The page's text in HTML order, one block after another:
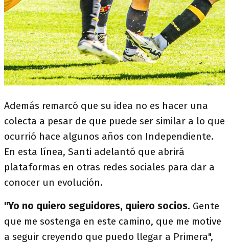
Además remarcó que su idea no es hacer una
colecta a pesar de que puede ser similar a lo que
ocurrió hace algunos años con Independiente.
En esta línea, Santi adelantó que abrirá
plataformas en otras redes sociales para dar a
conocer un evolución.
"Yo no quiero seguidores, quiero socios. Gente
que me sostenga en este camino, que me motive
a seguir creyendo que puedo llegar a Primera",